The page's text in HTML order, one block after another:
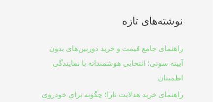
نوشته‌های تازه
راهنمای جامع قیمت و خرید دوربین‌های بدون
آیینه سونی؛ انتخابی هوشمندانه با نمایندگی
اطمینان
راهنمای خرید هدلایت تارا؛ چگونه برای خودروی